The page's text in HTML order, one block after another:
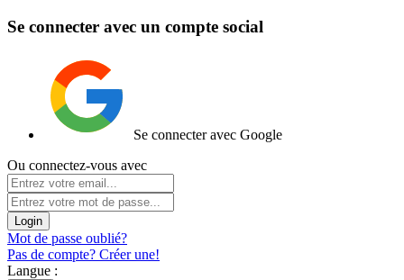
Se connecter avec un compte social
Se connecter avec Google
Ou connectez-vous avec
Login
Mot de passe oublié?
Pas de compte? Créer une!
Langue :